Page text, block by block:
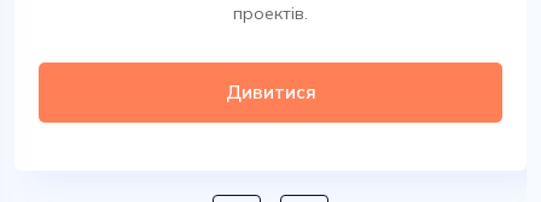
проектів.
Дивитися